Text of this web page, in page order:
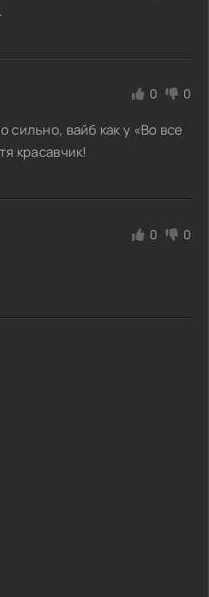
0 0
сильно, вайб как у «Во все
красавчик!
0 0